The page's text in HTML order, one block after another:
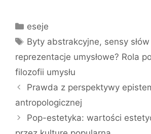
Kategorie
eseje
Tagi
Byty abstrakcyjne, sensy
reprezentacje umysłowe? Rola
filozofii umysłu
Prawda z perspektywy
antropologicznej
Pop-estetyka: wartości